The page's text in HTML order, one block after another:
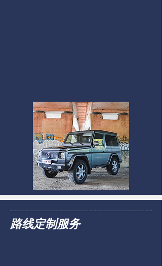
路线定制服务